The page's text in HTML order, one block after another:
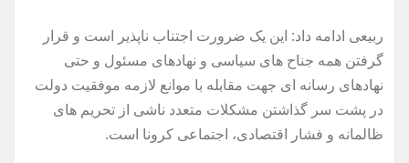
ربیعی ادامه داد: این یک ضرورت اجتناب ناپذیر است و قرار
گرفتن همه جناح های سیاسی و نهادهای مسئول و حتی
نهادهای رسانه ای جهت مقابله با موانع لازمه موفقیت دولت
در پشت سر گذاشتن مشکلات متعدد ناشی از تحریم های
ظالمانه و فشار اقتصادی، اجتماعی کرونا است.